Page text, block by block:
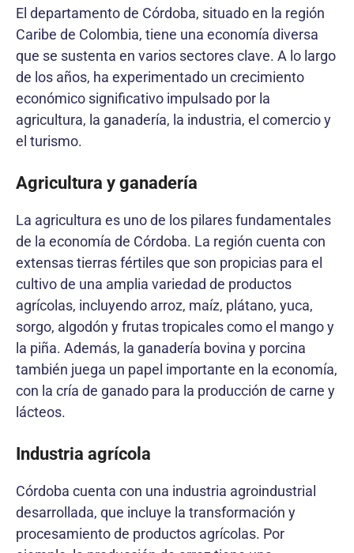
El departamento de Córdoba, situado en la región
Caribe de Colombia, tiene una economía diversa
que se sustenta en varios sectores clave. A lo largo
de los años, ha experimentado un crecimiento
económico significativo impulsado por la
agricultura, la ganadería, la industria, el comercio y
el turismo.
Agricultura y ganadería
La agricultura es uno de los pilares fundamentales
de la economía de Córdoba. La región cuenta con
extensas tierras fértiles que son propicias para el
cultivo de una amplia variedad de productos
agrícolas, incluyendo arroz, maíz, plátano, yuca,
sorgo, algodón y frutas tropicales como el mango y
la piña. Además, la ganadería bovina y porcina
también juega un papel importante en la economía,
con la cría de ganado para la producción de carne y
lácteos.
Industria agrícola
Córdoba cuenta con una industria agroindustrial
desarrollada, que incluye la transformación y
procesamiento de productos agrícolas. Por